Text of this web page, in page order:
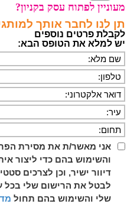
מעוניין לפתוח עסק בקניון?
תן לנו לחבר אותך
לקבלת פרטים נוספים
יש למלא את הטופס הבא:
אני מאשר/ת את מסירת
והשימוש בהם כדי ליצור
דיוור ישיר, וכן לצרכים
לבטל את הרישום שלי בכל
שלי והשימוש בהם תחול